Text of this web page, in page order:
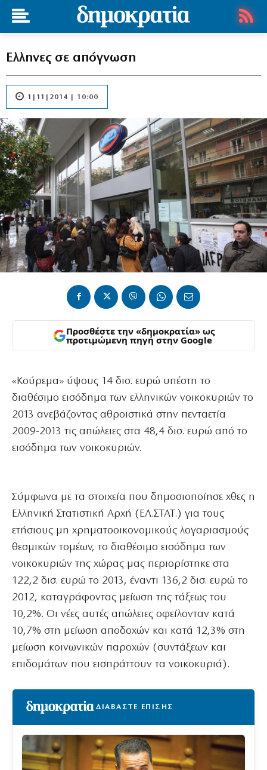
Ελληνες σε απόγνωση
1|11|2014 | 10:00
Προσθέστε την «δημοκρατία» ως
προτιμώμενη πηγή στην Google
«Κούρεμα» ύψους 14 δισ. ευρώ υπέστη το
διαθέσιμο εισόδημα των ελληνικών νοικοκυριών το
2013 ανεβάζοντας αθροιστικά στην πενταετία
2009-2013 τις απώλειες στα 48,4 δισ. ευρώ από το
εισόδημα των νοικοκυριών.
Σύμφωνα με τα στοιχεία που δημοσιοποίησε χθες η
Ελληνική Στατιστική Αρχή (ΕΛ.ΣΤΑΤ.) για τους
ετήσιους μη χρηματοοικονομικούς λογαριασμούς
θεσμικών τομέων, το διαθέσιμο εισόδημα των
νοικοκυριών της χώρας μας περιορίστηκε στα
122,2 δισ. ευρώ το 2013, έναντι 136,2 δισ. ευρώ το
2012, καταγράφοντας μείωση της τάξεως του
10,2%. Οι νέες αυτές απώλειες οφείλονταν κατά
10,7% στη μείωση αποδοχών και κατά 12,3% στη
μείωση κοινωνικών παροχών (συντάξεων και
επιδομάτων που εισπράττουν τα νοικοκυριά).
ΔΙΑΒΑΣΤΕ ΕΠΙΣΗΣ